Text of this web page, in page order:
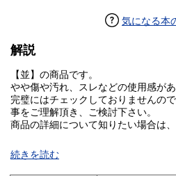
気になる本
解説
【並】の商品です。
やや傷や汚れ、スレなどの使用感があ
完璧にはチェックしておりませんの
事をご理解頂き、ご検討下さい。
商品の詳細について知りたい場合は
■I■注意事項■I■
クリーニングしておりません。ホコ
続きを読む